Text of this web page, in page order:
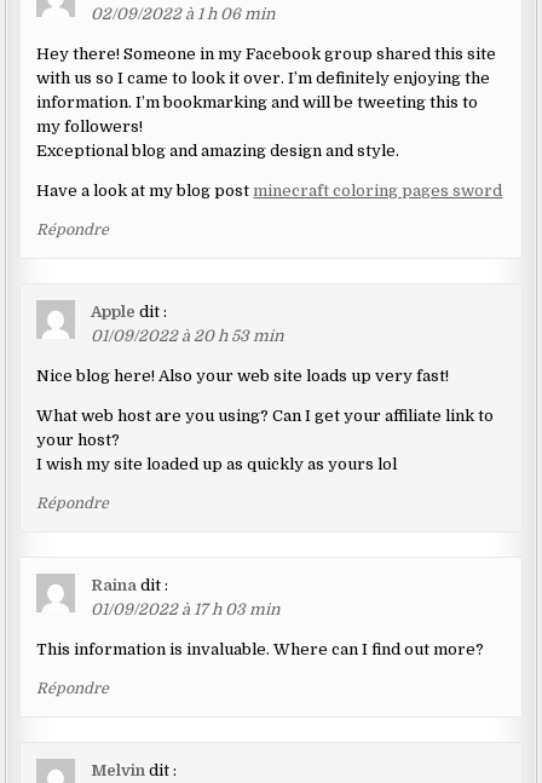
02/09/2022 à 1 h 06 min
Hey there! Someone in my Facebook group shared this site
with us so I came to look it over. I’m definitely enjoying the
information. I’m bookmarking and will be tweeting this to
my followers!
Exceptional blog and amazing design and style.
Have a look at my blog post minecraft coloring pages sword
Répondre
Apple dit :
01/09/2022 à 20 h 53 min
Nice blog here! Also your web site loads up very fast!
What web host are you using? Can I get your affiliate link to
your host?
I wish my site loaded up as quickly as yours lol
Répondre
Raina dit :
01/09/2022 à 17 h 03 min
This information is invaluable. Where can I find out more?
Répondre
Melvin dit :